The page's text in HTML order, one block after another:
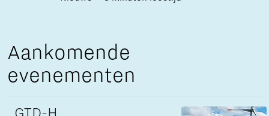
Aankomende
evenementen